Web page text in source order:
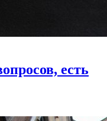
есть